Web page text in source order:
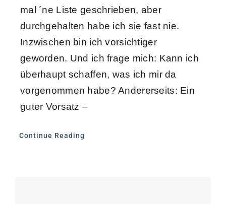
mal ´ne Liste geschrieben, aber
durchgehalten habe ich sie fast nie.
Inzwischen bin ich vorsichtiger
geworden. Und ich frage mich: Kann ich
überhaupt schaffen, was ich mir da
vorgenommen habe? Andererseits: Ein
guter Vorsatz –
Continue Reading